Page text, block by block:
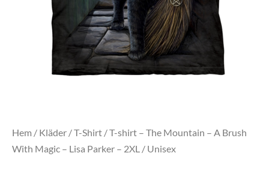
Hem / Kläder /T-Shirt / T-shirt – The Mountain – A Brush
With Magic – Lisa Parker – 2XL / Unisex